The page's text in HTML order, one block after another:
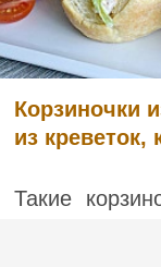
Корзиночки
из креветок,
Такие
теста с